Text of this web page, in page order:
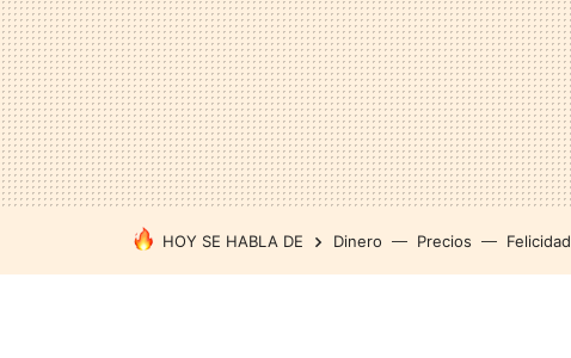
HOY SE HABLA DE Dinero Precios Felicidad